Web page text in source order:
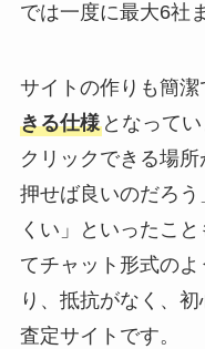
では一度に最大6社
サイトの作りも簡潔
きる仕様となってい
クリックできる場
押せば良いのだろ
くい」といったこ
てチャット形式の
り、抵抗がなく、
査定サイトです。